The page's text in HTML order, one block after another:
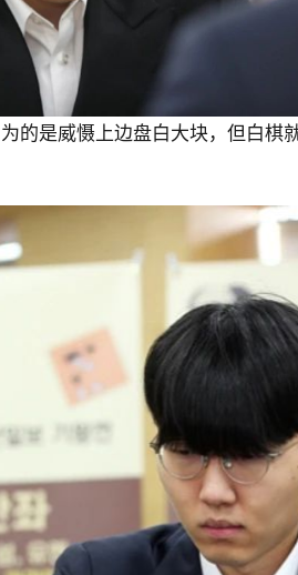
的是威慑上边盘白大块，但白棋